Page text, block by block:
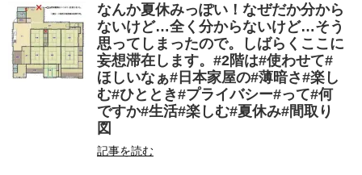
なんか夏休みっぽい！なぜだか分から
ないけど…全く分からないけど…そう
思ってしまったので。しばらくここに
妄想滞在します。#2階は#使わせて#
ほしいなぁ#日本家屋の#薄暗さ#楽し
む#ひととき#プライバシー#って#何
ですか#生活#楽しむ#夏休み#間取り
図
記事を読む